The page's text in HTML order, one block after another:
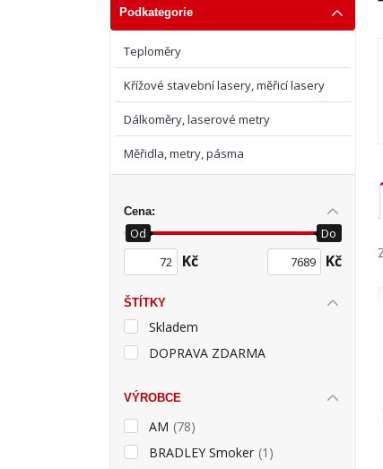
Podkategorie
Teploměry
Křížové stavební lasery, měřicí lasery
Dálkoměry, laserové metry
Měřidla, metry, pásma
Cena:
Kč
Od Do
Kč
ŠTÍTKY
Skladem
DOPRAVA ZDARMA
VÝROBCE
AM (78)
BRADLEY Smoker (1)